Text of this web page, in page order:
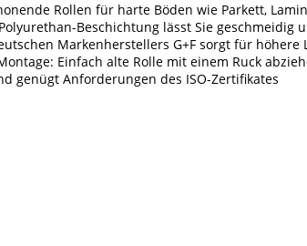
Rollen für harte Böden wie Parkett,
Beschichtung lässt Sie
Markenherstellers G+F sorgt für
Einfach alte Rolle mit einem Ruck
genügt Anforderungen des ISO-Zertifikates